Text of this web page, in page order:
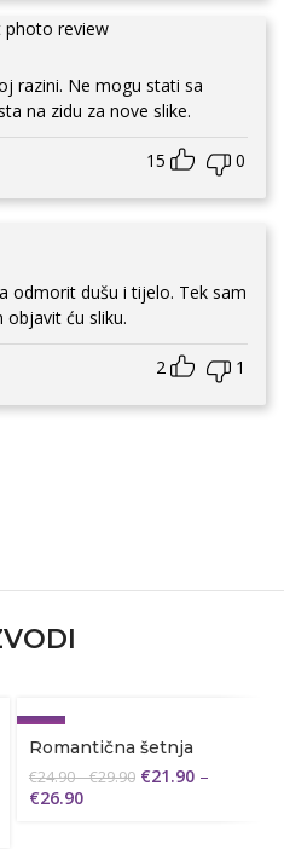
razini. Ne mogu stati sa
na zidu za nove slike.
15 0
odmorit dušu i tijelo. Tek sam
objavit ću sliku.
2 1
-12%
Romantična šetnja
€24.90–€29.90 €21.90 –
€26.90